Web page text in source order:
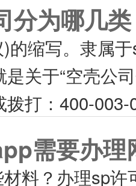
分为哪几类
的缩写。隶属
是关于“空壳公
拨打：400-
需要办
料？办理sp